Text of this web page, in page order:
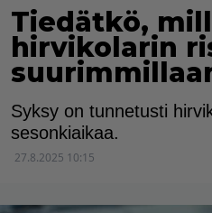
Tiedätkö,
hirvikolarin
Syksy on tunnetusti
sesonkiaikaa.
27.8.2025 10:15